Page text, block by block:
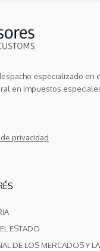
especializado en
en impuestos
privacidad
ESTADO
DE LOS MERCADOS Y